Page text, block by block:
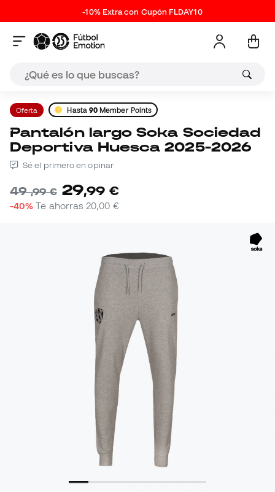
-10% Extra con Cupón FLDAY10
Oferta Hasta 90 Member Points
Pantalón largo Soka Sociedad
Deportiva Huesca 2025-2026
Sé el primero en opinar
49,99 € 29,99 €
-40% Te ahorras 20,00 €